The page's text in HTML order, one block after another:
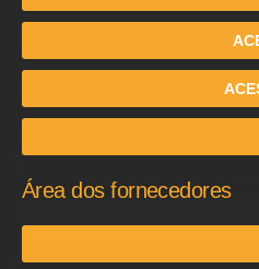
Área dos fornecedores